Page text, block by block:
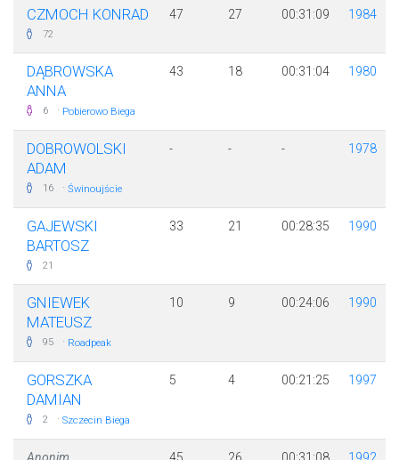
CZMOCH KONRAD
72
47 27 00:31:09 1984
DĄBROWSKA
ANNA
6 · Pobierowo Biega
43 18 00:31:04 1980
DOBROWOLSKI
ADAM
16 · Świnoujście
- - - 1978
GAJEWSKI
BARTOSZ
21
33 21 00:28:35 1990
GNIEWEK
MATEUSZ
95 · Roadpeak
10 9 00:24:06 1990
GORSZKA
DAMIAN
2 · Szczecin Biega
5 4 00:21:25 1997